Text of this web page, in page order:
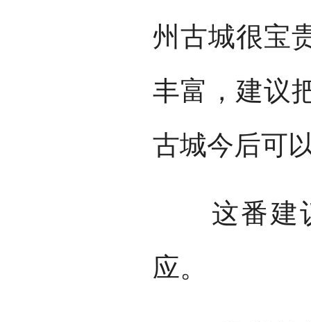
州古城很宝
丰富，建议
古城今后可
这番建议
应。